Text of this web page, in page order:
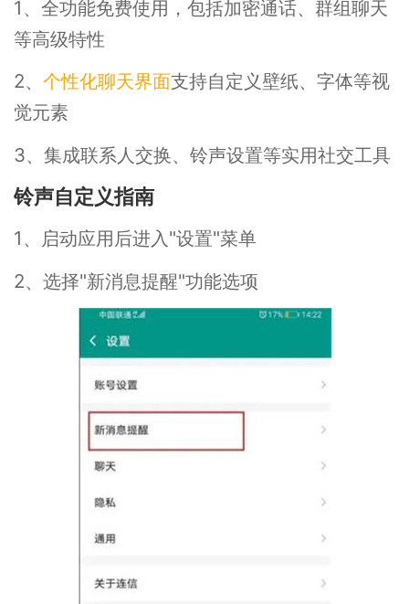
1、全功能免费使用，包括加密通话、群组聊天
等高级特性
2、个性化聊天界面支持自定义壁纸、字体等视
觉元素
3、集成联系人交换、铃声设置等实用社交工具
铃声自定义指南
1、启动应用后进入"设置"菜单
2、选择"新消息提醒"功能选项